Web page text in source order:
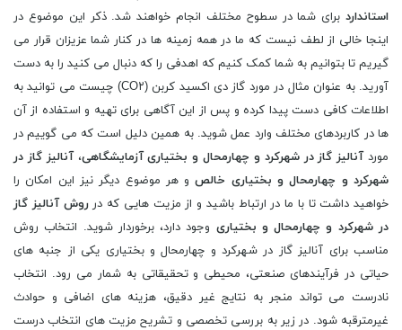
استاندارد برای شما در سطوح مختلف انجام خواهند شد. ذکر این موضوع در
اینجا خالی از لطف نیست که ما در همه زمینه ها در کنار شما عزیزان قرار می
گیریم تا بتوانیم به شما کمک کنیم که اهدفی را که دنبال می کنید را به دست
آورید. به عنوان مثال در مورد گاز دی اکسید کربن (CO۲) چیست می توانید به
اطلاعات کافی دست پیدا کرده و پس از این آگاهی برای تهیه و استفاده از آن
ها در کاربردهای مختلف وارد عمل شوید. به همین دلیل است که می گوییم در
موردآنالیز گاز در شهرکرد و چهارمحال و بختیاری آزمایشگاهی،آنالیز گاز در
شهرکرد و چهارمحال و بختیاری خالص و هر موضوع دیگر نیز این امکان را
خواهید داشت تا با ما در ارتباط باشید و از مزیت هایی که درروش آنالیز گاز
در شهرکرد و چهارمحال و بختیاری وجود دارد، برخوردار شوید. انتخاب روش
مناسب برای آنالیز گاز در شهرکرد و چهارمحال و بختیاری یکی از جنبه های
حیاتی در فرآیندهای صنعتی، محیطی و تحقیقاتی به شمار می رود. انتخاب
نادرست می تواند منجر به نتایج غیر دقیق، هزینه های اضافی و حوادث
غیرمترقبه شود. در زیر به بررسی تخصصی و تشریح مزیت های انتخاب درست